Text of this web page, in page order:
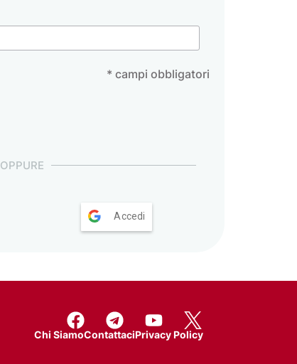
* campi obbligatori
OPPURE
Accedi
Chi SiamoContattaciPrivacy Policy